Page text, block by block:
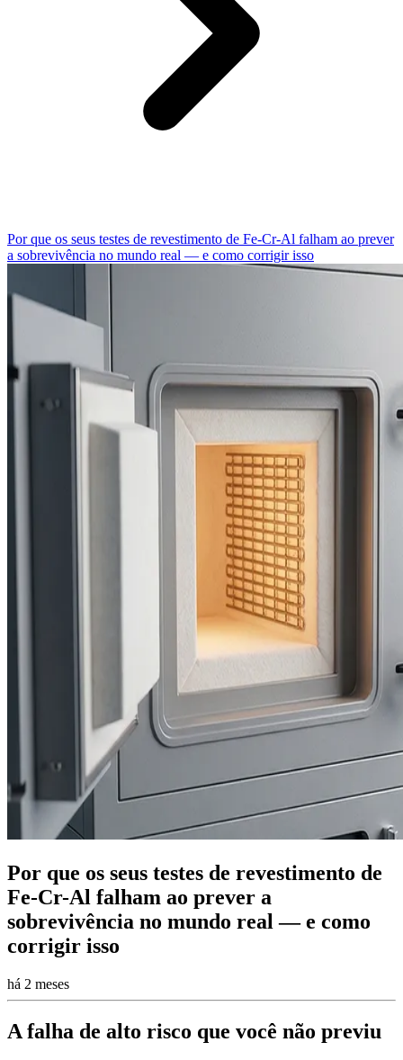
Por que os seus testes de revestimento de Fe-Cr-Al falham ao prever
a sobrevivência no mundo real — e como corrigir isso
Por que os seus testes de revestimento de
Fe-Cr-Al falham ao prever a
sobrevivência no mundo real — e como
corrigir isso
há 2 meses
A falha de alto risco que você não previu